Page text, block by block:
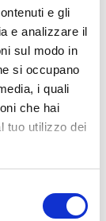
e gli
e analizzare il
sul modo in
si occupano
i quali
che hai
tuo utilizzo dei